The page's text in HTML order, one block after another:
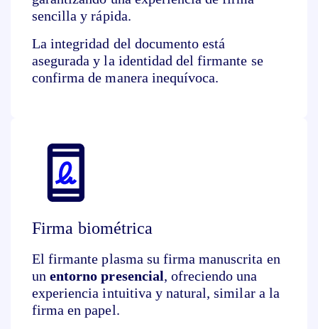
sencilla y rápida.
La integridad del documento está
asegurada y la identidad del firmante se
confirma de manera inequívoca.
Firma biométrica
El firmante plasma su firma manuscrita en
unentorno presencial, ofreciendo una
experiencia intuitiva y natural, similar a la
firma en papel.